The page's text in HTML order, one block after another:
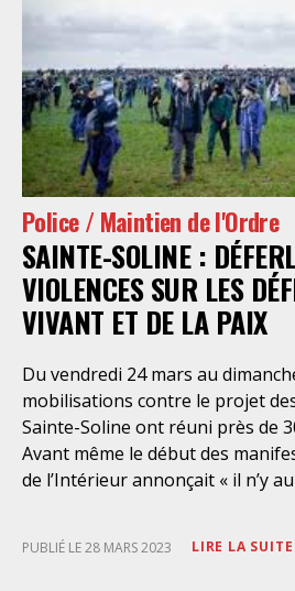
manquement donne lieu à une
et dangereuse, contraire aux
CEDH. Les témoignages, les
abondent ces dernières
manque de rigueur dans le port
fait qu’il soit obligatoire depuis
peu visible voire masqué, et les
sont parfois même cagoulés, ce
notamment les observatoires
Ce manquement participe à
d’impunité dans l’exercice d’une
illégale, dont ont encore
Police / Maintien de l'Ordre
SAINTE-SOLINE :
VIOLENCES SUR LES
VIVANT ET DE LA PAIX
Du vendredi 24 mars au
mobilisations contre le projet
Sainte-Soline ont réuni près de
Avant même le début des
de l’Intérieur annonçait « il n’y
gauche », reprenant des termes
PUBLIÉ LE 28 MARS 2023 LIRE LA SUITE